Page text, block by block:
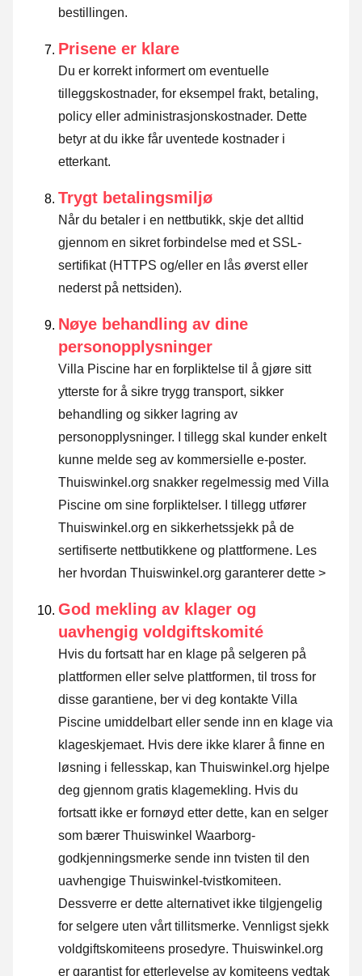
bestillingen.
Prisene er klare
Du er korrekt informert om eventuelle
tilleggskostnader, for eksempel frakt, betaling,
policy eller administrasjonskostnader. Dette
betyr at du ikke får uventede kostnader i
etterkant.
Trygt betalingsmiljø
Når du betaler i en nettbutikk, skje det alltid
gjennom en sikret forbindelse med et SSL-
sertifikat (HTTPS og/eller en lås øverst eller
nederst på nettsiden).
Nøye behandling av dine
personopplysninger
Villa Piscine har en forpliktelse til å gjøre sitt
ytterste for å sikre trygg transport, sikker
behandling og sikker lagring av
personopplysninger. I tillegg skal kunder enkelt
kunne melde seg av kommersielle e-poster.
Thuiswinkel.org snakker regelmessig med Villa
Piscine om sine forpliktelser. I tillegg utfører
Thuiswinkel.org en sikkerhetssjekk på de
sertifiserte nettbutikkene og plattformene. Les
her hvordan Thuiswinkel.org garanterer dette >
God mekling av klager og
uavhengig voldgiftskomité
Hvis du fortsatt har en klage på selgeren på
plattformen eller selve plattformen, til tross for
disse garantiene, ber vi deg kontakte Villa
Piscine umiddelbart eller sende inn en klage via
klageskjemaet. Hvis dere ikke klarer å finne en
løsning i fellesskap, kan Thuiswinkel.org hjelpe
deg gjennom gratis klagemekling. Hvis du
fortsatt ikke er fornøyd etter dette, kan en selger
som bærer Thuiswinkel Waarborg-
godkjenningsmerke sende inn tvisten til den
uavhengige Thuiswinkel-tvistkomiteen.
Dessverre er dette alternativet ikke tilgjengelig
for selgere uten vårt tillitsmerke. Vennligst sjekk
voldgiftskomiteens prosedyre. Thuiswinkel.org
er garantist for etterlevelse av komiteens vedtak